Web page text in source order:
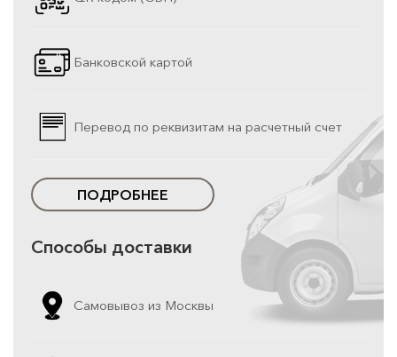
Банковской картой
Перевод по реквизитам на расчетный счет
ПОДРОБНЕЕ
Способы доставки
Самовывоз из Москвы